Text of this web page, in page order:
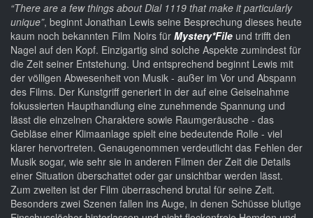
“There are a few things about Dial 1119 that make it particularly
unique”, beginnt Jonathan Lewis seine Besprechung dieses heute
kaum noch bekannten Film Noirs für Mystery*File und trifft den
Nagel auf den Kopf. Einzigartig sind solche Aspekte zumindest für
die Zeit seiner Entstehung. Und entsprechend beginnt Lewis mit
der völligen Abwesenheit von Musik - außer im Vor und Abspann
des Films. Der Kunstgriff generiert in der auf eine Geiselnahme
fokussierten Haupthandlung eine zunehmende Spannung und
lässt die einzelnen Charaktere sowie Raumgeräusche - das
Gebläse einer Klimaanlage spielt eine bedeutende Rolle - viel
klarer hervortreten. Genaugenommen verdeutlicht das Fehlen der
Musik sogar, wie sehr sie in anderen Filmen der Zeit die Details
einer Situation überschattet oder gar unsichtbar werden lässt.
Zum zweiten ist der Film überraschend brutal für seine Zeit.
Besonders zwei Szenen fallen ins Auge, in denen Schüsse blutige